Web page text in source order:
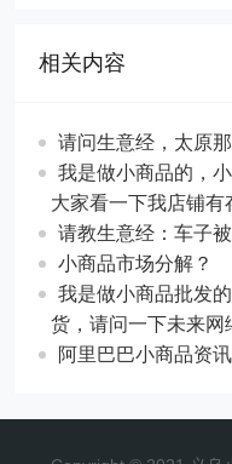
相关内容
请问生意经，太原
我是做小商品的，
大家看一下我店铺有
请教生意经：车子
小商品市场分解？
我是做小商品批发
货，请问一下未来网
阿里巴巴小商品资